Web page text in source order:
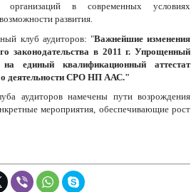
организаций в современных условиях
развития.
клуб аудиторов: "Важнейшие изменения
законодательства в 2011 г. Упрощенный
единый квалификационный аттестат
деятельности СРО НП ААС."
аудиторов намечены пути возрождения
мероприятия, обеспечивающие рост